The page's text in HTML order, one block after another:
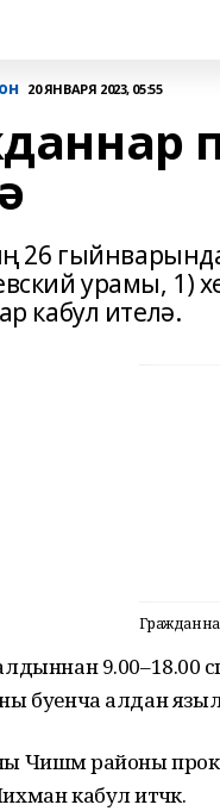
20 ЯНВАРЯ 2023, 05:55
26
урамы, 1)
кабул ителә.
9.00–18.00
буенча алдан
Чишмә районы
кабул итәчәк.